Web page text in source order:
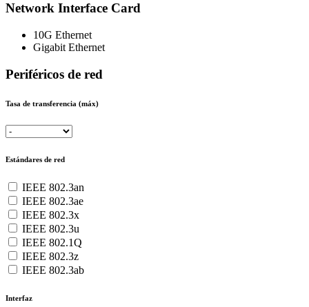
Network Interface Card
10G Ethernet
Gigabit Ethernet
Periféricos de red
Tasa de transferencia (máx)
Estándares de red
IEEE 802.3an
IEEE 802.3ae
IEEE 802.3x
IEEE 802.3u
IEEE 802.1Q
IEEE 802.3z
IEEE 802.3ab
Interfaz